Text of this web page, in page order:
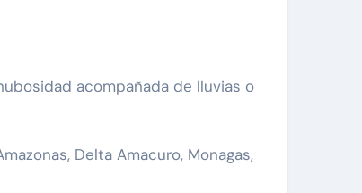
acompañada de lluvias o
Delta Amacuro, Monagas,